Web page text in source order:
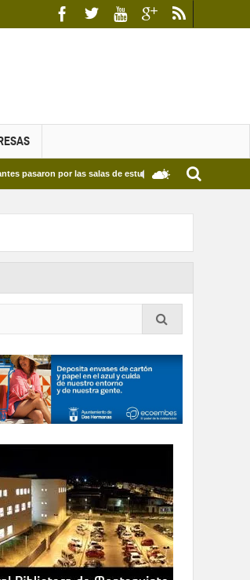
por las salas de estudio de las Bibliotecas Municipales